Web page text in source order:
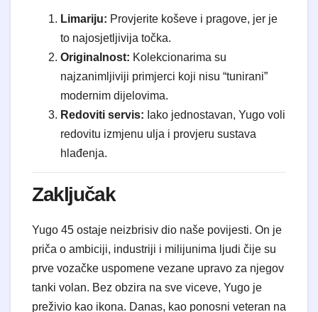
Limariju: Provjerite koševe i pragove, jer je
to najosjetljivija točka.
Originalnost: Kolekcionarima su
najzanimljiviji primjerci koji nisu “tunirani”
modernim dijelovima.
Redoviti servis: Iako jednostavan, Yugo voli
redovitu izmjenu ulja i provjeru sustava
hlađenja.
Zaključak
Yugo 45 ostaje neizbrisiv dio naše povijesti. On je
priča o ambiciji, industriji i milijunima ljudi čije su
prve vozačke uspomene vezane upravo za njegov
tanki volan. Bez obzira na sve viceve, Yugo je
preživio kao ikona. Danas, kao ponosni veteran na